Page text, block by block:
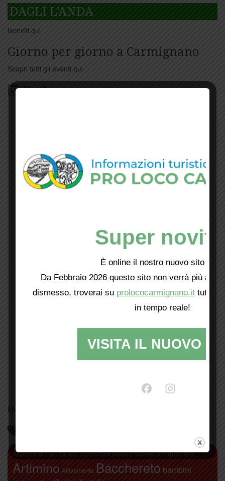
DAGLI L'ANDA
Iscriviti qui
Giorno per giorno a Carmignano
Scopri tutti gli eventi qui
Bacheca
Mostra tutte le locandine
Abbazia di San Giusto agricoltura Alberto Moretti antiquariato
Artimino Attivamente Bacchereto bambini
Super
È online il nostro nuovo sito web!
Da Febbraio 2026 questo sito non verrà più
dismesso, troverai su prolococarmignano.it tutti i
in tempo reale!
VISITA IL NUOVO